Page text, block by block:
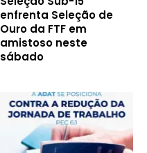
enfrenta Seleção de
Ouro da FTF em
amistoso neste
sábado